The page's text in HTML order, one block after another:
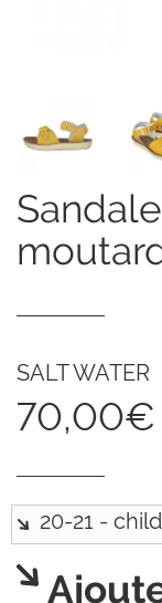
sandales surfer |
SALT WATER
70,00€